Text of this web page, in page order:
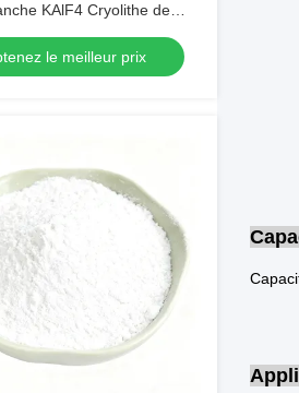
KAlF4 Cryolithe de
- Libérer le potentiel dans
chimiques
le meilleur prix